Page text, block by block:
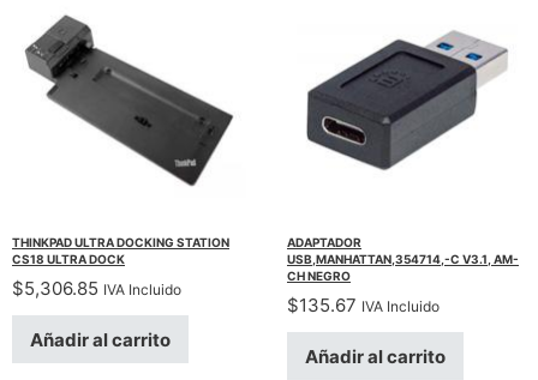
THINKPAD ULTRA DOCKING STATION
CS18 ULTRA DOCK
$5,306.85 IVA Incluido
Añadir al carrito
ADAPTADOR
USB,MANHATTAN,354714,-C V3.1, AM-
CH NEGRO
$135.67 IVA Incluido
Añadir al carrito